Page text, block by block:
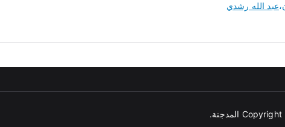
،عبد الله رشدي
المدجنة.